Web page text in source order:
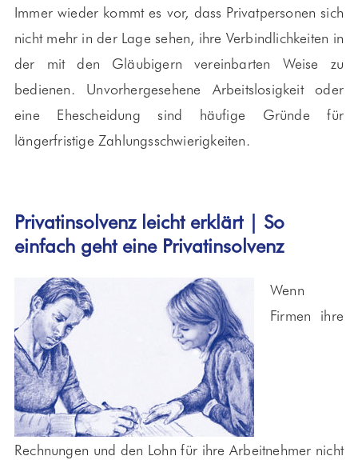
Immer wieder kommt es vor, dass Privatpersonen sich
nicht mehr in der Lage sehen, ihre Verbindlichkeiten in
der mit den Gläubigern vereinbarten Weise zu
bedienen. Unvorhergesehene Arbeitslosigkeit oder
eine Ehescheidung sind häufige Gründe für
längerfristige Zahlungsschwierigkeiten.
Privatinsolvenz leicht erklärt | So
einfach geht eine Privatinsolvenz
Wenn
Firmen ihre
Rechnungen und den Lohn für ihre Arbeitnehmer nicht